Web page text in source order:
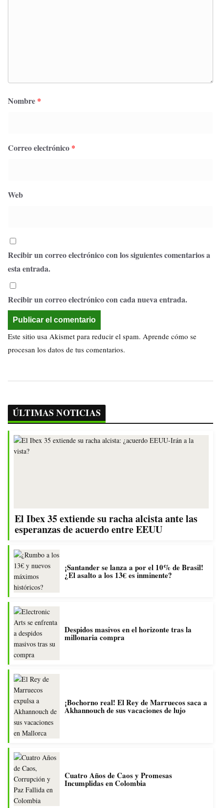
Nombre *
Correo electrónico *
Web
Recibir un correo electrónico con los siguientes comentarios a
esta entrada.
Recibir un correo electrónico con cada nueva entrada.
Este sitio usa Akismet para reducir el spam. Aprende cómo se
procesan los datos de tus comentarios.
ÚLTIMAS NOTICIAS
El Ibex 35 extiende su racha alcista ante las
esperanzas de acuerdo entre EEUU
¡Santander se lanza a por el 10% de Brasil!
¿El asalto a los 13€ es inminente?
Despidos masivos en el horizonte tras la
millonaria compra
¡Bochorno real! El Rey de Marruecos saca a
Akhannouch de sus vacaciones de lujo
Cuatro Años de Caos y Promesas
Incumplidas en Colombia